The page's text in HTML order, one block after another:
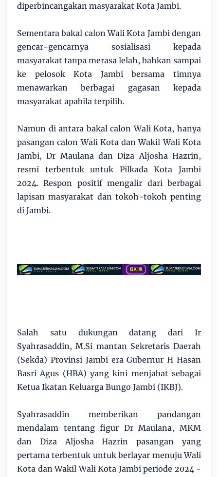
diperbincangakan masyarakat Kota Jambi.
Sementara bakal calon Wali Kota Jambi dengan
gencar-gencarnya sosialisasi kepada
masyarakat tanpa merasa lelah, bahkan sampai
ke pelosok Kota Jambi bersama timnya
menawarkan berbagai gagasan kepada
masyarakat apabila terpilih.
Namun di antara bakal calon Wali Kota, hanya
pasangan calon Wali Kota dan Wakil Wali Kota
Jambi, Dr Maulana dan Diza Aljosha Hazrin,
resmi terbentuk untuk Pilkada Kota Jambi
2024. Respon positif mengalir dari berbagai
lapisan masyarakat dan tokoh-tokoh penting
di Jambi.
Salah satu dukungan datang dari Ir
Syahrasaddin, M.Si mantan Sekretaris Daerah
(Sekda) Provinsi Jambi era Gubernur H Hasan
Basri Agus (HBA) yang kini menjabat sebagai
Ketua Ikatan Keluarga Bungo Jambi (IKBJ).
Syahrasaddin memberikan pandangan
mendalam tentang figur Dr Maulana, MKM
dan Diza Aljosha Hazrin pasangan yang
pertama terbentuk untuk berlayar menuju Wali
Kota dan Wakil Wali Kota Jambi periode 2024 -